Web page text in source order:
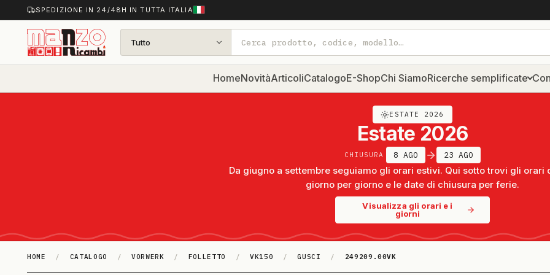
SPEDIZIONE IN 24/48H IN TUTTA ITALIA
Tutto
HomeNovitàArticoliCatalogoE-ShopChi SiamoRicerche semplificate
ESTATE 2026
Estate 2026
CHIUSURA 8 AGO 23 AGO
Da giugno a settembre seguiamo gli orari estivi. Qui sotto trovi gli orari
giorno per giorno e le date di chiusura per ferie.
Visualizza gli orari e i
giorni
HOME / CATALOGO / VORWERK / FOLLETTO / VK150 / GUSCI / 249209.00VK